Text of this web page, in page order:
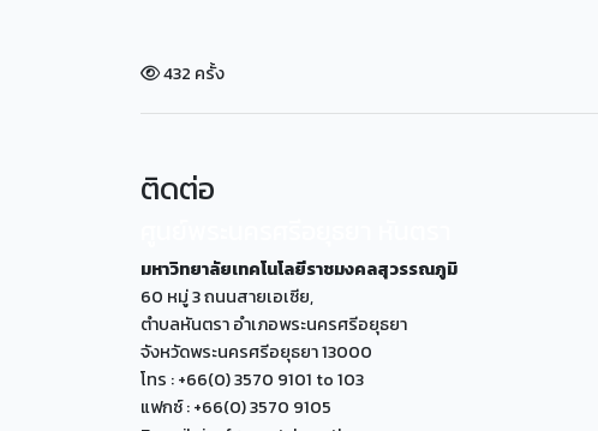
432 ครั้ง
ติดต่อ
มหาวิทยาลัยเทคโนโลยีราชมงคลสุวรรณภูมิ
60 หมู่ 3 ถนนสายเอเซีย,
ตำบลหันตรา อำเภอพระนครศรีอยุธยา
จังหวัดพระนครศรีอยุธยา 13000
โทร : +66(0) 3570 9101 to 103
แฟกซ์ : +66(0) 3570 9105